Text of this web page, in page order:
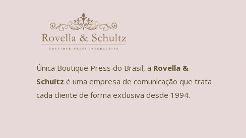
Única Boutique Press do Brasil, a Rovella &
Schultz é uma empresa de comunicação que trata
cada cliente de forma exclusiva desde 1994.